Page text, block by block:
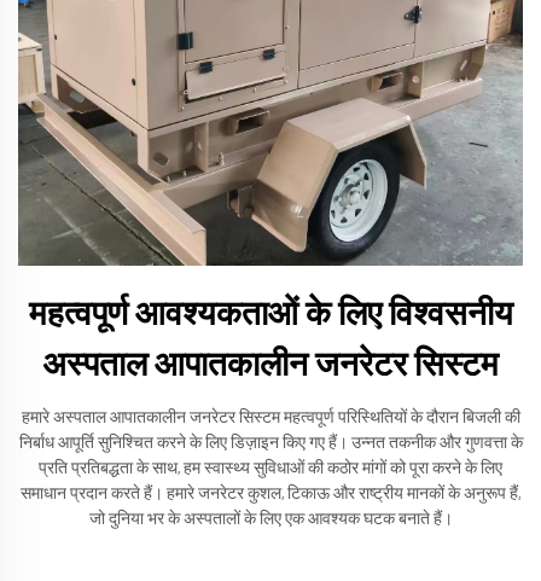
महत्वपूर्ण आवश्यकताओं के लिए विश्वसनीय
अस्पताल आपातकालीन जनरेटर सिस्टम
हमारे अस्पताल आपातकालीन जनरेटर सिस्टम महत्वपूर्ण परिस्थितियों के दौरान बिजली की
निर्बाध आपूर्ति सुनिश्चित करने के लिए डिज़ाइन किए गए हैं। उन्नत तकनीक और गुणवत्ता के
प्रति प्रतिबद्धता के साथ, हम स्वास्थ्य सुविधाओं की कठोर मांगों को पूरा करने के लिए
समाधान प्रदान करते हैं। हमारे जनरेटर कुशल, टिकाऊ और राष्ट्रीय मानकों के अनुरूप हैं,
जो दुनिया भर के अस्पतालों के लिए एक आवश्यक घटक बनाते हैं।